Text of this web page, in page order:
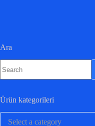
Ara
Ürün kategorileri
Select a category